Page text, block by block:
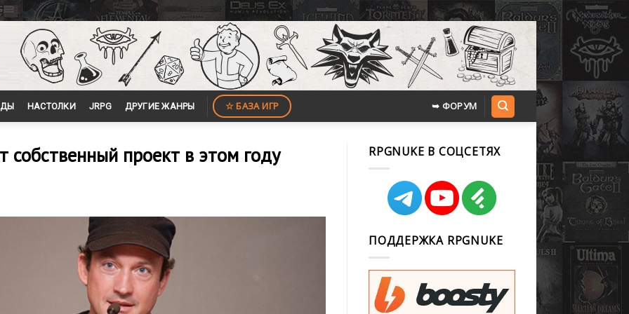
НАСТОЛКИ JRPG ДРУГИЕ ЖАНРЫ ☆ БАЗА ИГР ➥ ФОРУМ
собственный проект в этом году RPGNUKE В СОЦСЕТЯХ
ПОДДЕРЖКА RPGNUKE